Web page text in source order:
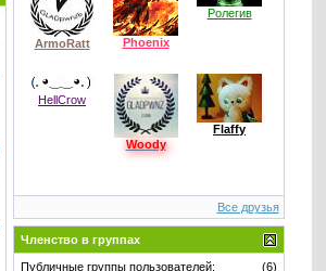
ArmoRatt Phoenix
Ролегив
HellCrow
Woody
Flaffy
Все друзья
Членство в группах
(6)
Публичные группы пользователей: